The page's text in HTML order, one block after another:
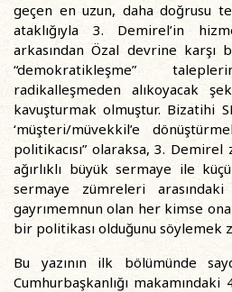
geçen en uzun, daha doğrusu
ataklığıyla 3. Demirel’in
arkasından Özal devrine karşı
“demokratikleşme”
radikalleşmeden alıkoyacak
kavuşturmak olmuştur. Bizatihi
‘müşteri/müvekkil’e
politikacısı” olaraksa, 3. Demirel
ağırlıklı büyük sermaye ile
sermaye zümreleri
gayrımemnun olan her kimse
bir politikası olduğunu söylemek
Bu yazının ilk bölümünde
Cumhurbaşkanlığı